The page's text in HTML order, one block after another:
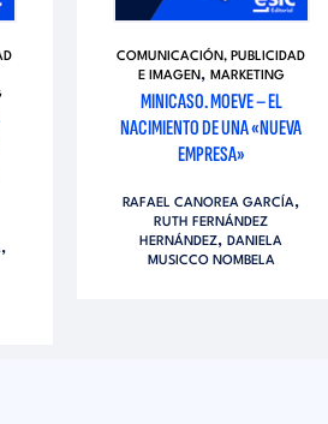
,
COMUNICACIÓN, PUBLICIDAD
E IMAGEN, MARKETING
MINICASO. MOEVE – EL
NACIMIENTO DE UNA «NUEVA
EMPRESA»
RAFAEL CANOREA GARCÍA,
RUTH FERNÁNDEZ
HERNÁNDEZ,DANIELA
MUSICCO NOMBELA